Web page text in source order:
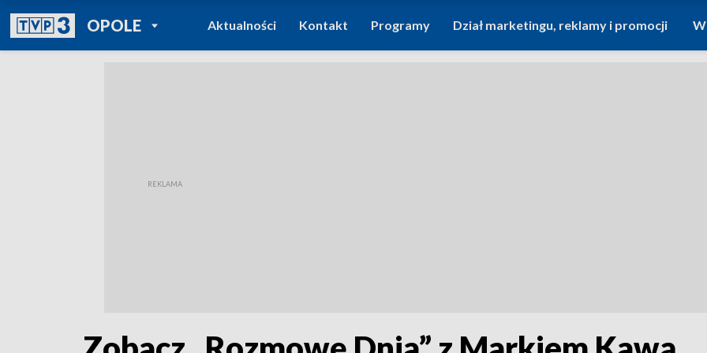
OPOLEPOWRÓT DO
TVP REGIONY
Aktualności Kontakt Programy Dział marketingu, reklamy i promocji